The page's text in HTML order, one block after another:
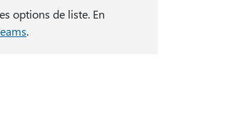
options de liste. En
.